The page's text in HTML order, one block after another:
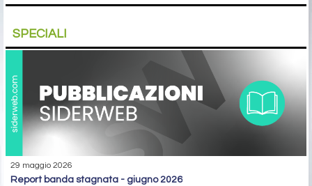
SPECIALI
29 maggio 2026
report banda stagnata - giugno 2026